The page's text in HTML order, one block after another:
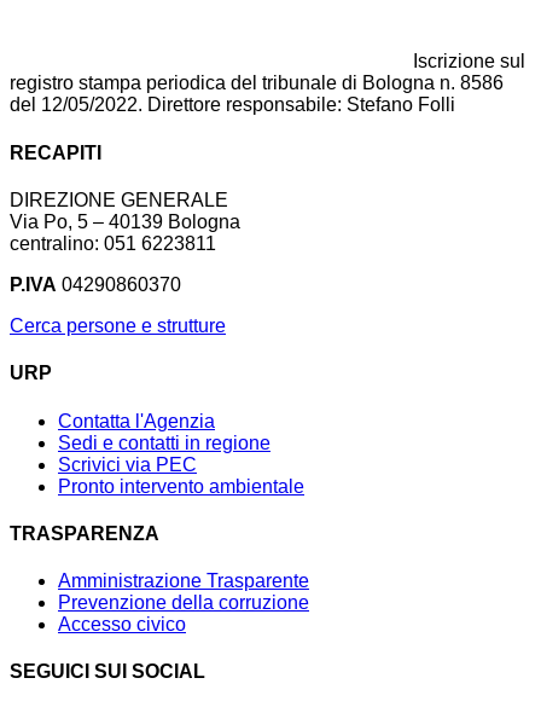
Iscrizione sul
registro stampa periodica del tribunale di Bologna n. 8586
del 12/05/2022. Direttore responsabile: Stefano Folli
RECAPITI
DIREZIONE GENERALE
Via Po, 5 – 40139 Bologna
centralino: 051 6223811
P.IVA 04290860370
Cerca persone e strutture
URP
Contatta l'Agenzia
Sedi e contatti in regione
Scrivici via PEC
Pronto intervento ambientale
TRASPARENZA
Amministrazione Trasparente
Prevenzione della corruzione
Accesso civico
SEGUICI SUI SOCIAL